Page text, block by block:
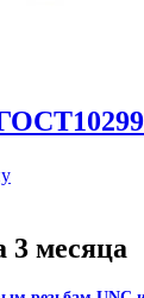
3 месяца